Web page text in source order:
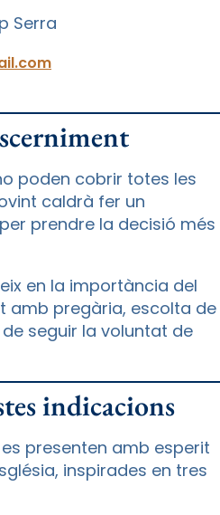
Serra
poden cobrir totes les
caldrà fer un
prendre la decisió més
en la importància del
amb pregària, escolta de
de seguir la voluntat de
indicacions
presenten amb esperit
inspirades en tres